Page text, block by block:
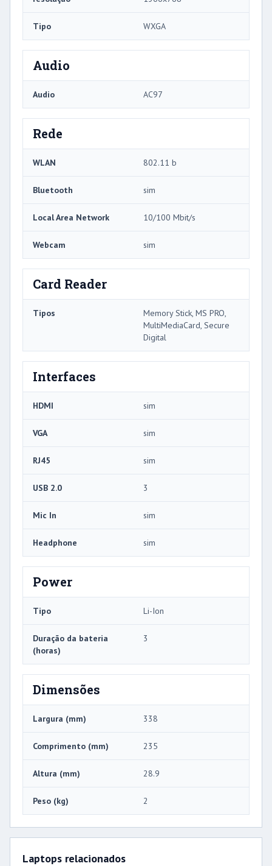
Tipo WXGA
Audio
Audio AC97
Rede
WLAN 802.11 b
Bluetooth sim
Local Area Network 10/100 Mbit/s
Webcam sim
Card Reader
Tipos
Memory Stick, MS PRO,
MultiMediaCard, Secure
Digital
Interfaces
HDMI sim
VGA sim
RJ45 sim
USB 2.0 3
Mic In sim
Headphone sim
Power
Tipo Li-Ion
Duração da bateria
(horas)
3
Dimensões
Largura (mm) 338
Comprimento (mm) 235
Altura (mm) 28.9
Peso (kg) 2
Laptops relacionados